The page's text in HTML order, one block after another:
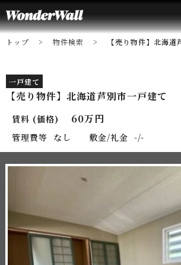
トップ 物件検索 【売り物件】北海道
一戸建て
【売り物件】北海道芦別市一戸建て
賃料 (価格) 60万円
管理費等 なし 敷金/礼金 -/-